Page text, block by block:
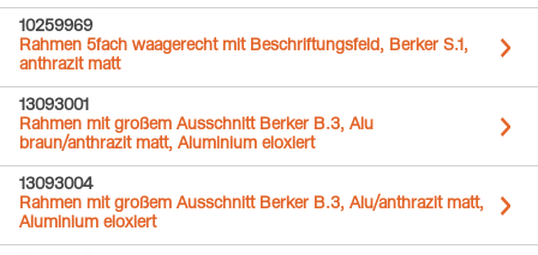
10259969
Rahmen 5fach waagerecht mit Beschriftungsfeld, Berker S.1,
anthrazit matt
13093001
Rahmen mit großem Ausschnitt Berker B.3, Alu
braun/anthrazit matt, Aluminium eloxiert
13093004
Rahmen mit großem Ausschnitt Berker B.3, Alu/anthrazit matt,
Aluminium eloxiert